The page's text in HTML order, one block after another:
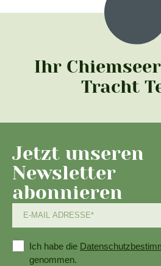
Ihr
Tracht
Jetzt unseren
Newsletter
abonnieren
Ich habe die
genommen.